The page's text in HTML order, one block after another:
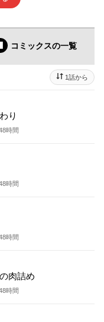
コミックスの一覧
1話から
り
時間
時間
時間
肉詰め
時間